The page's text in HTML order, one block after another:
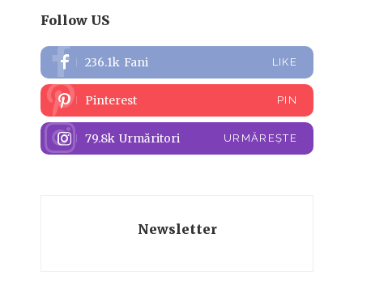
Follow US
236.1k Fani LIKE
Pinterest PIN
79.8k Urmăritori URMĂREȘTE
Newsletter